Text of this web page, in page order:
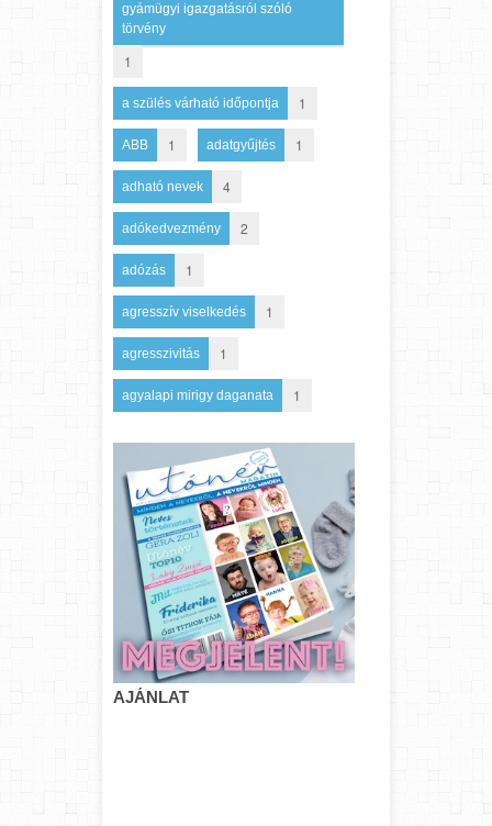
gyámügyi igazgatásról szóló
törvény
1
a szülés várható időpontja 1
ABB 1 adatgyűjtés 1
adható nevek 4
adókedvezmény 2
adózás 1
agresszív viselkedés 1
agresszivitás 1
agyalapi mirigy daganata 1
AJÁNLAT